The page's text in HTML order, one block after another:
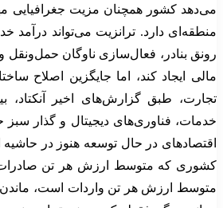
می‌دهد کشور همچنان مزیت جغرافیایی
منطقه‌ای دارد. ترانزیت می‌تواند درآمد
رونق بنادر، فعال‌سازی ناوگان
مالی ایجاد کند، اما جایگزین اصلاح
تجارت، طبق گزارش‌های اخیر
خدمات، فناوری‌های دیجیتال و گذار
اقتصادهای در حال توسعه هنوز در حاشیه
کشوری که متوسط ارزش هر تن صادرات
متوسط ارزش هر تن واردات است،